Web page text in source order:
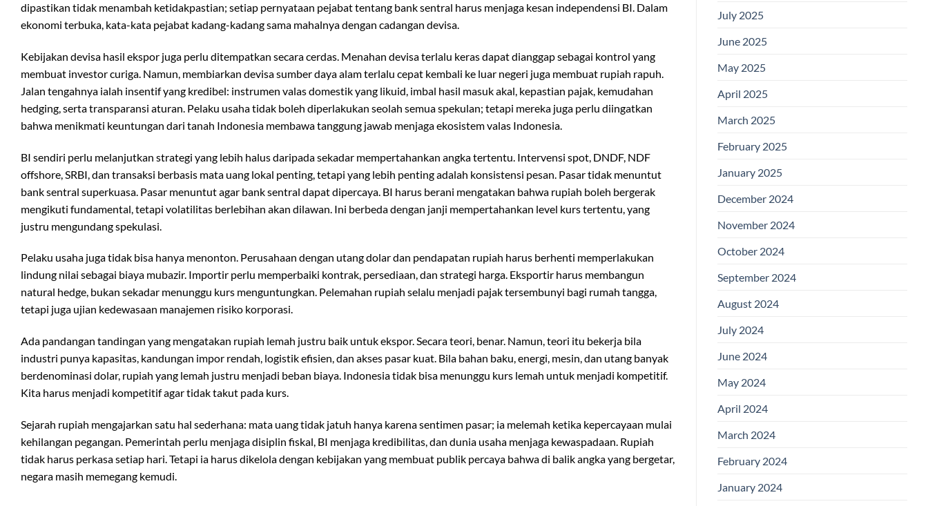
dipastikan tidak menambah ketidakpastian; setiap pernyataan pejabat tentang bank sentral harus menjaga kesan independensi BI. Dalam
ekonomi terbuka, kata-kata pejabat kadang-kadang sama mahalnya dengan cadangan devisa.
Kebijakan devisa hasil ekspor juga perlu ditempatkan secara cerdas. Menahan devisa terlalu keras dapat dianggap sebagai kontrol yang
membuat investor curiga. Namun, membiarkan devisa sumber daya alam terlalu cepat kembali ke luar negeri juga membuat rupiah rapuh.
Jalan tengahnya ialah insentif yang kredibel: instrumen valas domestik yang likuid, imbal hasil masuk akal, kepastian pajak, kemudahan
hedging, serta transparansi aturan. Pelaku usaha tidak boleh diperlakukan seolah semua spekulan; tetapi mereka juga perlu diingatkan
bahwa menikmati keuntungan dari tanah Indonesia membawa tanggung jawab menjaga ekosistem valas Indonesia.
BI sendiri perlu melanjutkan strategi yang lebih halus daripada sekadar mempertahankan angka tertentu. Intervensi spot, DNDF, NDF
offshore, SRBI, dan transaksi berbasis mata uang lokal penting, tetapi yang lebih penting adalah konsistensi pesan. Pasar tidak menuntut
bank sentral superkuasa. Pasar menuntut agar bank sentral dapat dipercaya. BI harus berani mengatakan bahwa rupiah boleh bergerak
mengikuti fundamental, tetapi volatilitas berlebihan akan dilawan. Ini berbeda dengan janji mempertahankan level kurs tertentu, yang
justru mengundang spekulasi.
Pelaku usaha juga tidak bisa hanya menonton. Perusahaan dengan utang dolar dan pendapatan rupiah harus berhenti memperlakukan
lindung nilai sebagai biaya mubazir. Importir perlu memperbaiki kontrak, persediaan, dan strategi harga. Eksportir harus membangun
natural hedge, bukan sekadar menunggu kurs menguntungkan. Pelemahan rupiah selalu menjadi pajak tersembunyi bagi rumah tangga,
tetapi juga ujian kedewasaan manajemen risiko korporasi.
Ada pandangan tandingan yang mengatakan rupiah lemah justru baik untuk ekspor. Secara teori, benar. Namun, teori itu bekerja bila
industri punya kapasitas, kandungan impor rendah, logistik efisien, dan akses pasar kuat. Bila bahan baku, energi, mesin, dan utang banyak
berdenominasi dolar, rupiah yang lemah justru menjadi beban biaya. Indonesia tidak bisa menunggu kurs lemah untuk menjadi kompetitif.
Kita harus menjadi kompetitif agar tidak takut pada kurs.
Sejarah rupiah mengajarkan satu hal sederhana: mata uang tidak jatuh hanya karena sentimen pasar; ia melemah ketika kepercayaan mulai
kehilangan pegangan. Pemerintah perlu menjaga disiplin fiskal, BI menjaga kredibilitas, dan dunia usaha menjaga kewaspadaan. Rupiah
tidak harus perkasa setiap hari. Tetapi ia harus dikelola dengan kebijakan yang membuat publik percaya bahwa di balik angka yang bergetar,
negara masih memegang kemudi.
July 2025
June 2025
May 2025
April 2025
March 2025
February 2025
January 2025
December 2024
November 2024
October 2024
September 2024
August 2024
July 2024
June 2024
May 2024
April 2024
March 2024
February 2024
January 2024